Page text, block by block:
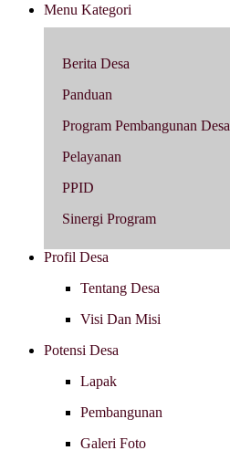
Menu Kategori
Berita Desa
Panduan
Program Pembangunan Desa
Pelayanan
PPID
Sinergi Program
Profil Desa
Tentang Desa
Visi Dan Misi
Potensi Desa
Lapak
Pembangunan
Galeri Foto